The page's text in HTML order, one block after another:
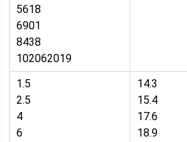
5618
6901
8438
102062019
1.5
2.5
4
6
14.3
15.4
17.6
18.9